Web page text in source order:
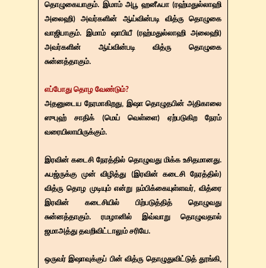
தொழுகையாகும். இமாம் அபூ ஹனீஃபா (ரஹ்மதுல்லாஹி
அலைஹி) அவர்களின் ஆய்வின்படி வித்ரு தொழுகை
வாஜிபாகும். இமாம் ஷாபியீ (ரஹ்மதுல்லாஹி அலைஹி)
அவர்களின் ஆய்வின்படி வித்ரு தொழுகை
சுன்னத்தாகும்.
எப்போது தொழ வேண்டும்?
அதனுடைய நேரமாகிறது, இஷா தொழுதபின் அதிகாலை
ஸுபுஹ் சாதிக் (மெய் வெள்ளை) ஏற்படுகிற நேரம்
வரையிலாயிருக்கும்.
இரவின் கடைசி நேரத்தில் தொழுவது மிக்க உசிதமானது.
ஃபஜ்ருக்கு முன் விழித்து (இரவின் கடைசி நேரத்தில்)
வித்ரு தொழ முடியும் என்று நம்பிக்கையுள்ளவர், வித்ரை
இரவின் கடைசியில் பிற்படுத்தித் தொழுவது
சுன்னத்தாகும். ரமழானில் இவ்வாறு தொழுவதால்
ஜமாஅத்து தவறிவிட்டாலும் சரியே.
ஒருவர் இஷாவுக்குப் பின் வித்ரு தொழுதுவிட்டுத் தூங்கி,